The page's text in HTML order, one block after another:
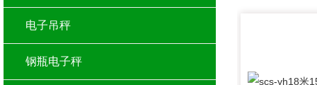
电子吊秤
钢瓶电子秤